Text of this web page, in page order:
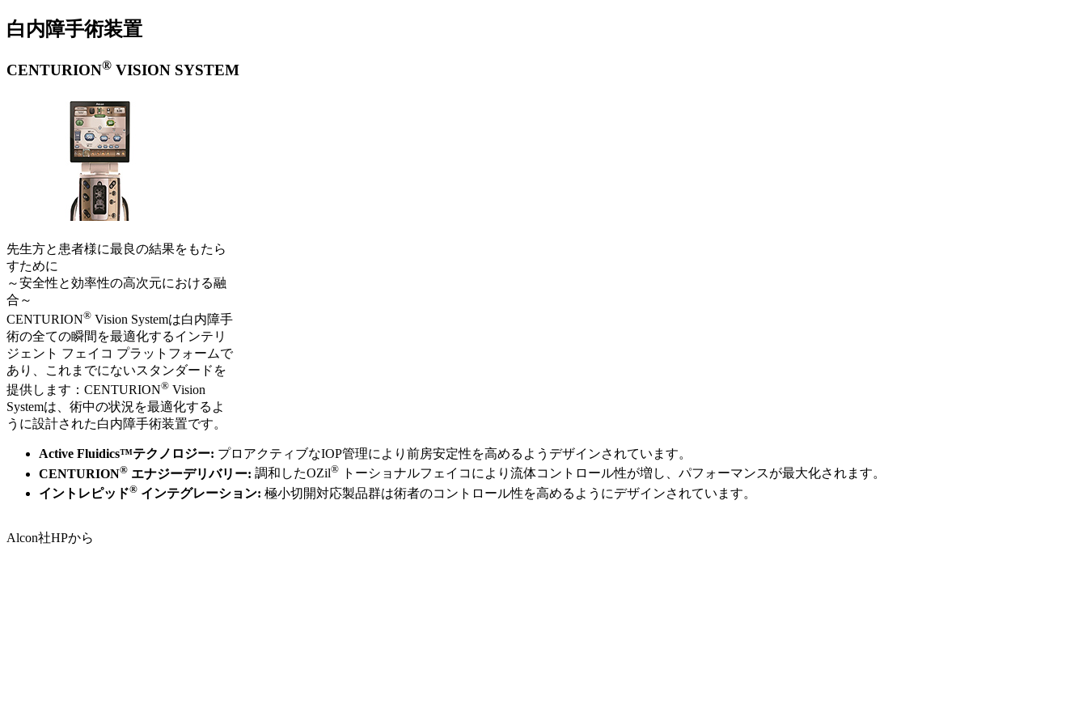
白内障手術装置
CENTURION® VISION SYSTEM
先生方と患者様に最良の結果をもたら
すために
～安全性と効率性の高次元における融
合～
CENTURION® Vision Systemは白内障手
術の全ての瞬間を最適化するインテリ
ジェント フェイコ プラットフォームで
あり、これまでにないスタンダードを
提供します：CENTURION® Vision
Systemは、術中の状況を最適化するよ
うに設計された白内障手術装置です。
Active Fluidics™テクノロジー: プロアクティブなIOP管理により前房安定性を高めるようデザインされています。
CENTURION® エナジーデリバリー: 調和したOZil® トーショナルフェイコにより流体コントロール性が増し、パフォーマンスが最大化されます。
イントレピッド® インテグレーション: 極小切開対応製品群は術者のコントロール性を高めるようにデザインされています。
Alcon社HPから